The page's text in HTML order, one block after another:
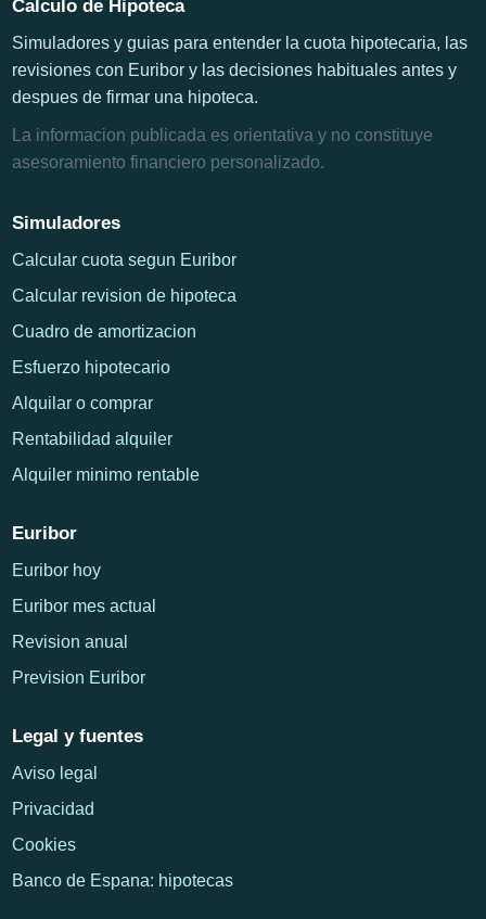
Calculo de Hipoteca
Simuladores y guias para entender la cuota hipotecaria, las
revisiones con Euribor y las decisiones habituales antes y
despues de firmar una hipoteca.
La informacion publicada es orientativa y no constituye
asesoramiento financiero personalizado.
Simuladores
Calcular cuota segun Euribor
Calcular revision de hipoteca
Cuadro de amortizacion
Esfuerzo hipotecario
Alquilar o comprar
Rentabilidad alquiler
Alquiler minimo rentable
Euribor
Euribor hoy
Euribor mes actual
Revision anual
Prevision Euribor
Legal y fuentes
Aviso legal
Privacidad
Cookies
Banco de Espana: hipotecas